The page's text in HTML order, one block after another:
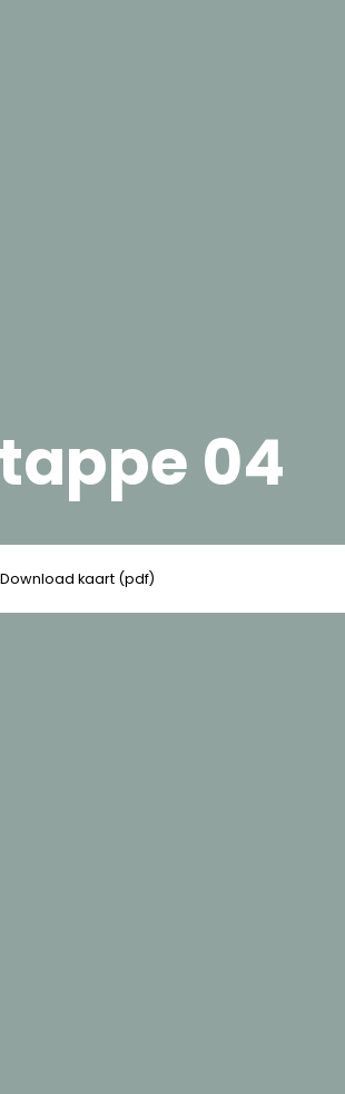
04
Download kaart (pdf)